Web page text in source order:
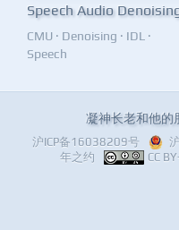
Speech Audio
CMU · Denoising · IDL ·
Speech
凝神长老和他的
沪ICP备16038209号
年之约
CC